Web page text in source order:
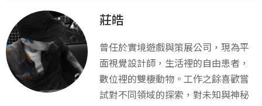
莊皓
曾任於實境遊戲與策展公司，現為平
面視覺設計師，生活裡的自由患者，
數位裡的雙棲動物。工作之餘喜歡嘗
試對不同領域的探索，對未知與神秘